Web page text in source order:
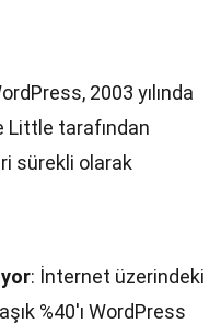
2003 yılında
Little tarafından
sürekli olarak
: İnternet üzerindeki
%40'ı WordPress